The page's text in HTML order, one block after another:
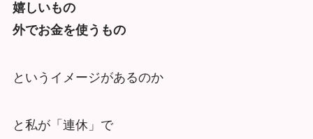
嬉しいもの
外でお金を使うもの
というイメージがあるのか
と私が「連休」で